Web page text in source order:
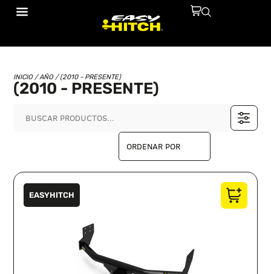
INICIO/ AÑO / (2010 - PRESENTE)
(2010 - PRESENTE)
EASYHITCH